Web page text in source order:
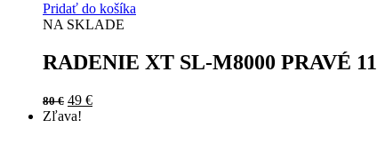
Pridať do košíka
NA SKLADE
RADENIE XT SL-M8000 PRAVÉ
80€ Original
price
49 €Current
Zľava!